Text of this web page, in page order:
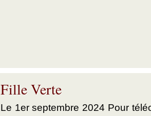
Fille Verte
Le 1er septembre 2024 Pour